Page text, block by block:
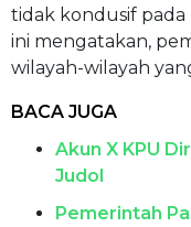
tidak kondusif pada
ini mengatakan,
wilayah-wilayah
BACA JUGA
Akun X KPU
Judol
Pemerintah